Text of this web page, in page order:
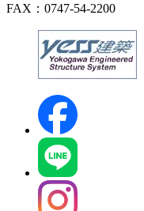
FAX：0747-54-2200